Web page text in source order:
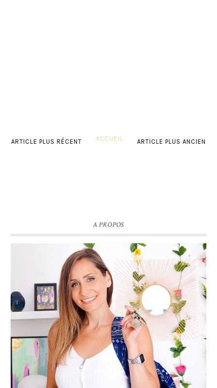
ARTICLE PLUS RÉCENT ARTICLE PLUS ANCIEN
ACCUEIL
A PROPOS